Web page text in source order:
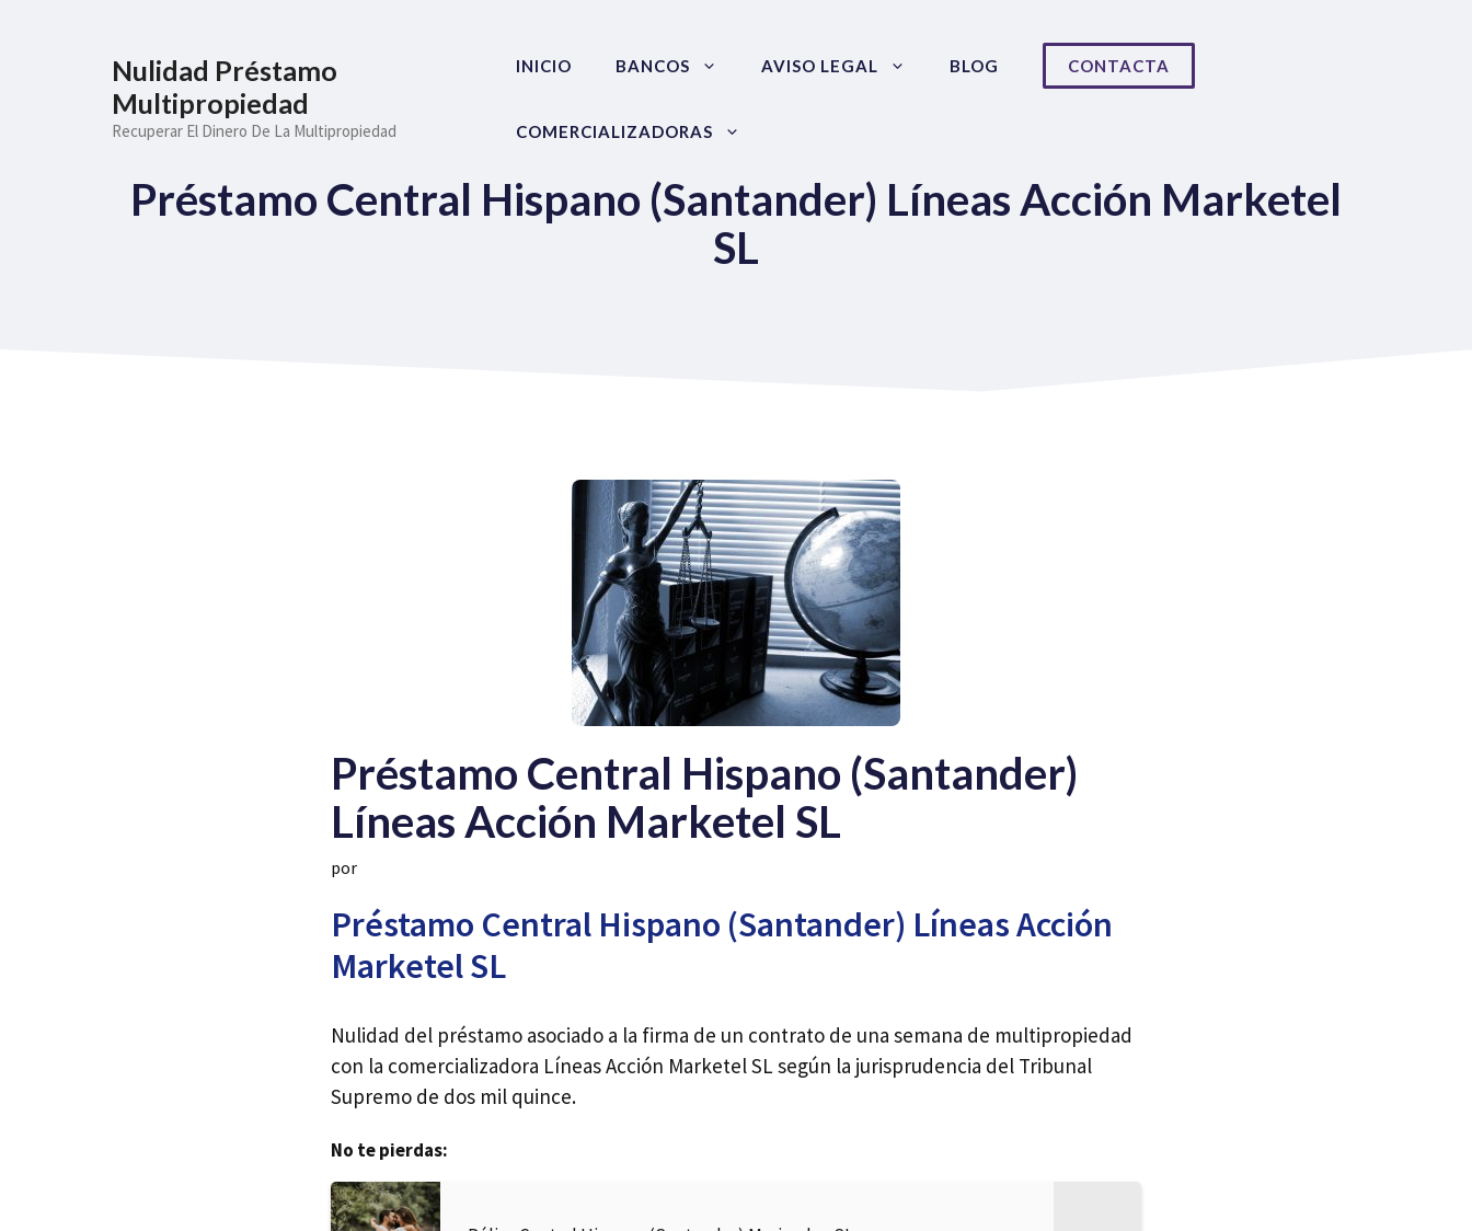
Nulidad Préstamo
Multipropiedad
Recuperar El Dinero De La Multipropiedad
INICIO BANCOS AVISO LEGAL BLOG CONTACTA
COMERCIALIZADORAS
Préstamo Central Hispano (Santander) Líneas Acción Marketel
SL
Préstamo Central Hispano (Santander)
Líneas Acción Marketel SL
por
Préstamo Central Hispano (Santander) Líneas Acción
Marketel SL
Nulidad del préstamo asociado a la firma de un contrato de una semana de multipropiedad
con la comercializadora Líneas Acción Marketel SL según la jurisprudencia del Tribunal
Supremo de dos mil quince.
No te pierdas: